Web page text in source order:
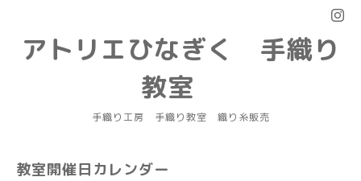
アトリエひなぎく 手織り
教室
手織り工房 手織り教室 織り糸販売
教室開催日カレンダー